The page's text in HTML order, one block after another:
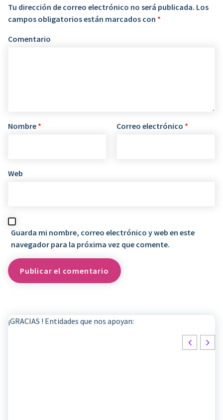
Tu dirección de correo electrónico no será publicada. Los
campos obligatorios están marcados con *
Comentario
Nombre * Correo electrónico *
Web
Guarda mi nombre, correo electrónico y web en este
navegador para la próxima vez que comente.
¡GRACIAS ! Entidades que nos apoyan: